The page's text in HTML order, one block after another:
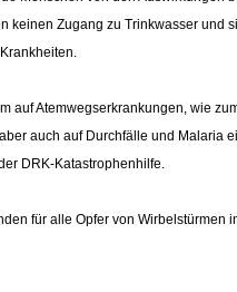
keinen Zugang zu Trinkwasser und
auf Atemwegserkrankungen, wie
auch auf Durchfälle und Malaria
DRK-Katastrophenhilfe.
für alle Opfer von Wirbelstürmen